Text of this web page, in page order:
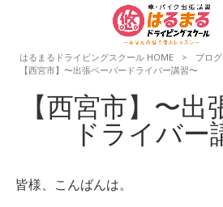
はるまるドライビングスクール HOME
> ブログ
【西宮市】〜出張ペーパードライバー講習〜
【西宮市】〜出
ドライバー
皆様、こんばんは。